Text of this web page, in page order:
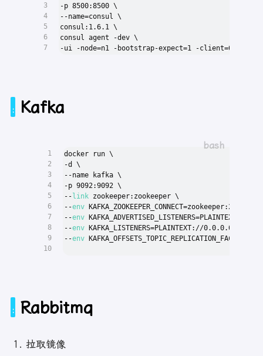
3
4
5
6
7
-p 8500:8500 \
--name=consul \
consul:1.6.1 \
consul agent -dev \
-ui -node=n1 -bootstrap-expect=1 -client=0.0.0.0
Kafka
1
2
3
4
5
6
7
8
9
10
docker run \
-d \
--name kafka \
-p 9092:9092 \
--link zookeeper:zookeeper \
--env KAFKA_ZOOKEEPER_CONNECT=zookeeper:2181 \
--env
--env KAFKA_LISTENERS=PLAINTEXT://0.0.0.0:9092 \
--env
Rabbitmq
拉取镜像